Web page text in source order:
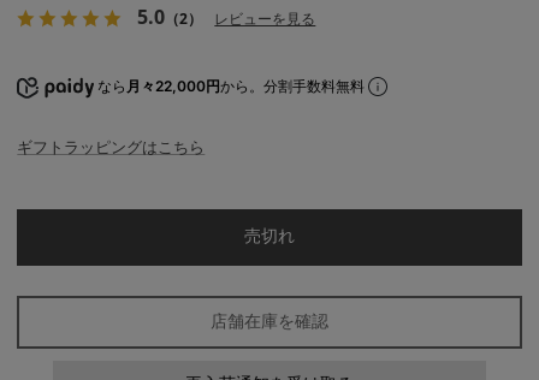
5.0 （2） レビューを見る
なら 月々22,000円から。分割手数料無料
ギフトラッピングはこちら
売切れ
店舗在庫を確認